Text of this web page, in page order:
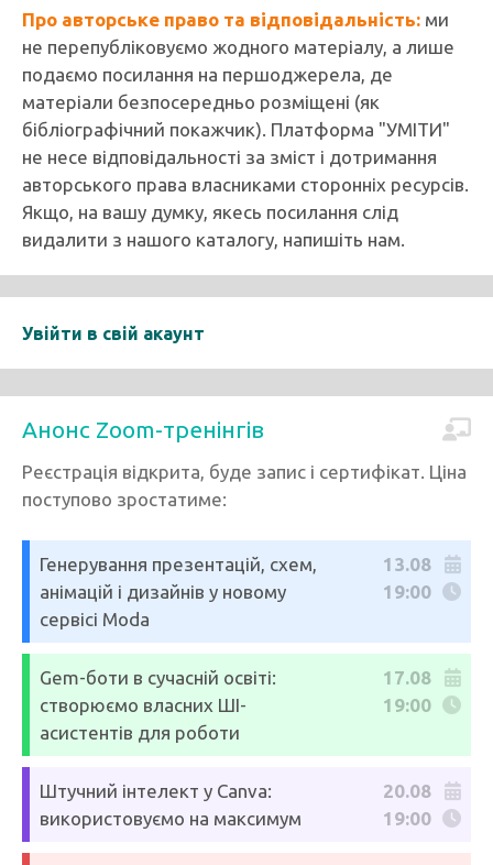
Про авторське право та відповідальність: ми
не перепубліковуємо жодного матеріалу, а лише
подаємо посилання на першоджерела, де
матеріали безпосередньо розміщені (як
бібліографічний покажчик). Платформа "УМІТИ"
не несе відповідальності за зміст і дотримання
авторського права власниками сторонніх ресурсів.
Якщо, на вашу думку, якесь посилання слід
видалити з нашого каталогу, напишіть нам.
Увійти в свій акаунт
Анонс Zoom-тренінгів
Реєстрація відкрита, буде запис і сертифікат. Ціна
поступово зростатиме:
Генерування презентацій, схем,
анімацій і дизайнів у новому
сервісі Moda
13.08
19:00
Gem-боти в сучасній освіті:
створюємо власних ШІ-
асистентів для роботи
17.08
19:00
Штучний інтелект у Canva:
використовуємо на максимум
20.08
19:00